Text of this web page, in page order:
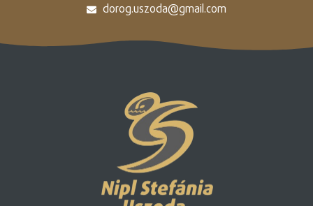
dorog.uszoda@gmail.com